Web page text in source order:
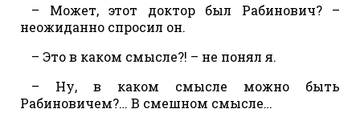
– Может, этот доктор был Рабинович? –
неожиданно спросил он.
– Это в каком смысле?! – не понял я.
– Ну, в каком смысле можно быть
Рабиновичем?… В смешном смысле…